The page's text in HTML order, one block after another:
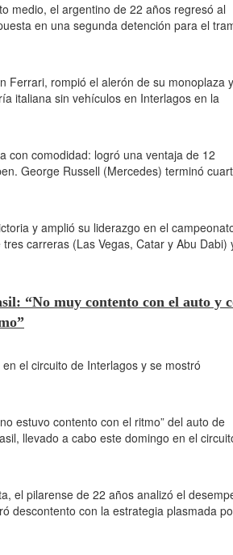
medio, el argentino de 22 años regresó al
en una segunda detención para el
Ferrari, rompió el alerón de su monoplaza y
italiana sin vehículos en Interlagos en la
con comodidad: logró una ventaja de 12
George Russell (Mercedes) terminó
y amplió su liderazgo en el
carreras (Las Vegas, Catar y Abu Dabi)
“No muy contento con el auto y
el circuito de Interlagos y se mostró
estuvo contento con el ritmo” del auto de
llevado a cabo este domingo en el
el pilarense de 22 años analizó el
descontento con la estrategia plasmada